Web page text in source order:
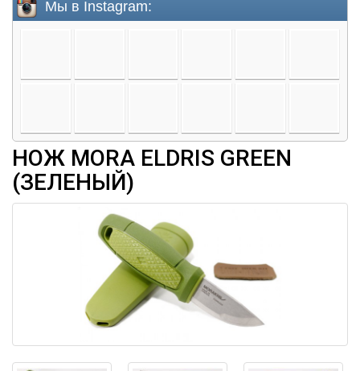
НОЖ MORA ELDRIS GREEN
(ЗЕЛЕНЫЙ)